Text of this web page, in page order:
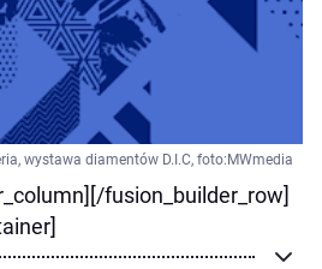
wystawa diamentów D.I.C, foto:MWmedia
fusion_builder_row]